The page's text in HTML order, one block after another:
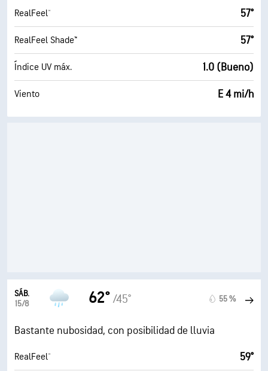
RealFeel® 57°
RealFeel Shade™ 57°
Índice UV máx. 1.0 (Bueno)
Viento E 4 mi/h
SÁB.
15/8
62° /45° 55 %
Bastante nubosidad, con posibilidad de lluvia
RealFeel® 59°